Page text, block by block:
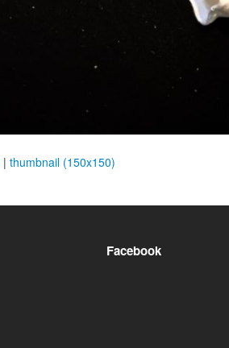
| thumbnail (150x150)
Facebook